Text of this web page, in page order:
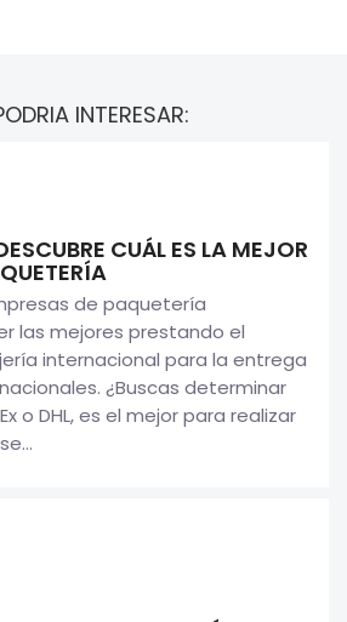
INTERESAR:
CUÁL ES LA MEJOR
de paquetería
las mejores prestando el
internacional para la entrega
¿Buscas determinar
o DHL, es el mejor para realizar